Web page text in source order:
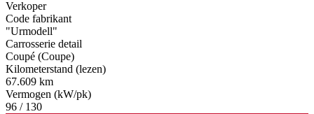
Verkoper
Code fabrikant
"Urmodell"
Carrosserie detail
Coupé (Coupe)
Kilometerstand (lezen)
67.609 km
Vermogen (kW/pk)
96 / 130